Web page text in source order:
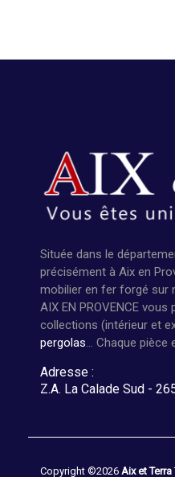
Située dans le
précisément à Aix en
mobilier en fer forgé sur
AIX EN PROVENCE
collections (intérieur et
pergolas... Chaque pièce
Adresse :
Z.A. La Calade Sud -
Copyright ©2026 Aix et Terra